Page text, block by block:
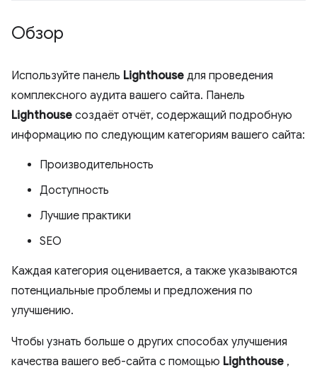
Обзор
Используйте панель Lighthouse для проведения
комплексного аудита вашего сайта. Панель
Lighthouse создаёт отчёт, содержащий подробную
информацию по следующим категориям вашего сайта:
Производительность
Доступность
Лучшие практики
SEO
Каждая категория оценивается, а также указываются
потенциальные проблемы и предложения по
улучшению.
Чтобы узнать больше о других способах улучшения
качества вашего веб-сайта с помощью Lighthouse ,